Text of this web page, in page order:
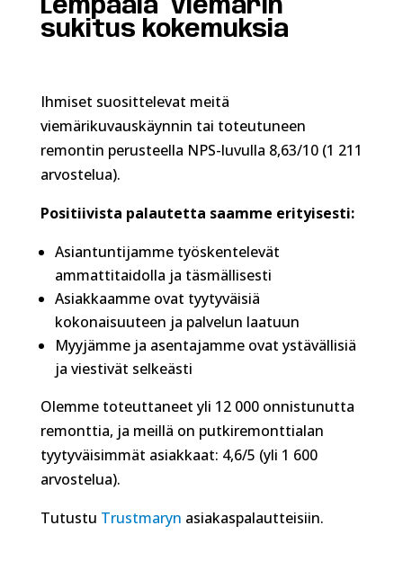
Lempäälä viemärin
sukitus kokemuksia
Ihmiset suosittelevat meitä
viemärikuvauskäynnin tai toteutuneen
remontin perusteella NPS-luvulla 8,63/10 (1 211
arvostelua).
Positiivista palautetta saamme erityisesti:
Asiantuntijamme työskentelevät
ammattitaidolla ja täsmällisesti
Asiakkaamme ovat tyytyväisiä
kokonaisuuteen ja palvelun laatuun
Myyjämme ja asentajamme ovat ystävällisiä
ja viestivät selkeästi
Olemme toteuttaneet yli 12 000 onnistunutta
remonttia, ja meillä on putkiremonttialan
tyytyväisimmät asiakkaat: 4,6/5 (yli 1 600
arvostelua).
Tutustu Trustmaryn asiakaspalautteisiin.